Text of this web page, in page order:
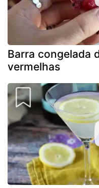
Barra congelada
vermelhas